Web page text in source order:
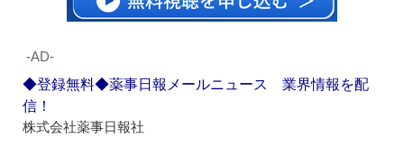
‐AD‐
◆登録無料◆薬事日報メールニュース 業界情報を配
信！
株式会社薬事日報社